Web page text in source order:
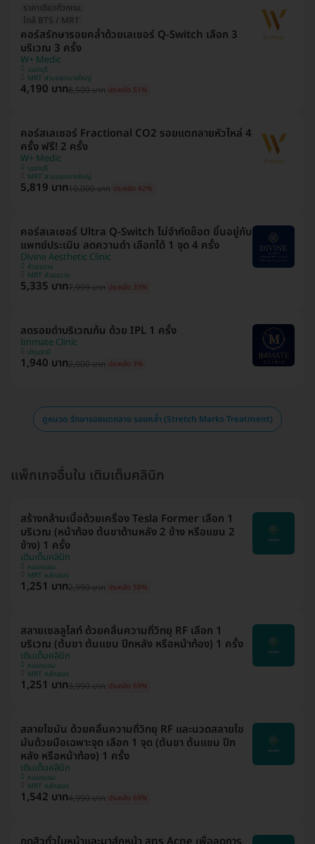
ราคาเดียวทั่วกทม.
ใกล้ BTS / MRT
คอร์สรักษารอยคล้ำด้วยเลเซอร์ Q-Switch เลือก 3
บริเวณ 3 ครั้ง
W+ Medic
นนทบุรี
MRT สามแยกบางใหญ่
4,190 บาท8,500 บาท ประหยัด 51%
คอร์สเลเซอร์ Fractional CO2 รอยแตกลายหัวไหล่ 4
ครั้ง ฟรี! 2 ครั้ง
W+ Medic
นนทบุรี
MRT สามแยกบางใหญ่
5,819 บาท10,000 บาท ประหยัด 42%
คอร์สเลเซอร์ Ultra Q-Switch ไม่จำกัดช็อต ขึ้นอยู่กับ
แพทย์ประเมิน ลดความดำ เลือกได้ 1 จุด 4 ครั้ง
Divine Aesthetic Clinic
ห้วยขวาง
MRT ห้วยขวาง
5,335 บาท7,999 บาท ประหยัด 33%
ลดรอยดำบริเวณก้น ด้วย IPL 1 ครั้ง
Immate Clinic
ปทุมธานี
1,940 บาท2,000 บาท ประหยัด 3%
ดูหมวด รักษารอยแตกลาย รอยคล้ำ (Stretch Marks Treatment)
แพ็กเกจอื่นใน เติมเต็มคลินิก
สร้างกล้ามเนื้อด้วยเครื่อง Tesla Former เลือก 1
บริเวณ (หน้าท้อง ต้นขาด้านหลัง 2 ข้าง หรือแขน 2
ข้าง) 1 ครั้ง
เติมเต็มคลินิก
หนองแขม
MRT หลักสอง
1,251 บาท2,990 บาท ประหยัด 58%
สลายเซลลูไลท์ ด้วยคลื่นความถี่วิทยุ RF เลือก 1
บริเวณ (ต้นขา ต้นแขน ปีกหลัง หรือหน้าท้อง) 1 ครั้ง
เติมเต็มคลินิก
หนองแขม
MRT หลักสอง
1,251 บาท3,990 บาท ประหยัด 69%
สลายไขมัน ด้วยคลื่นความถี่วิทยุ RF และนวดสลายไข
มันด้วยมือเฉพาะจุด เลือก 1 จุด (ต้นขา ต้นแขน ปีก
หลัง หรือหน้าท้อง) 1 ครั้ง
เติมเต็มคลินิก
หนองแขม
MRT หลักสอง
1,542 บาท4,990 บาท ประหยัด 69%